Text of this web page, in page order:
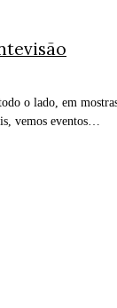
o lado, em
vemos eventos…